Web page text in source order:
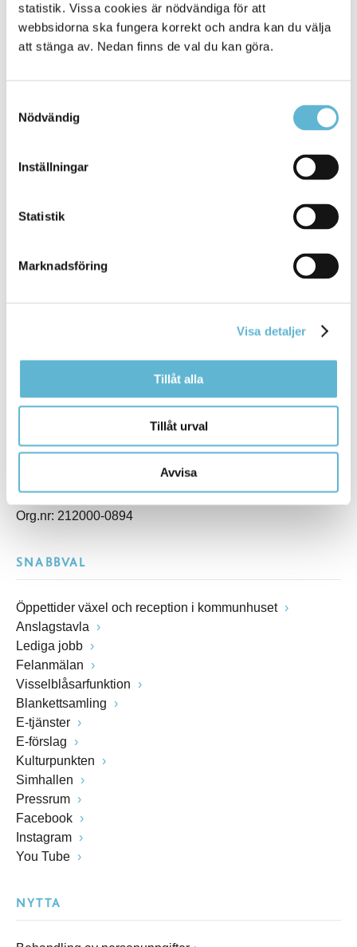
statistik. Vissa cookies är nödvändiga för att
webbsidorna ska fungera korrekt och andra kan du välja
att stänga av. Nedan finns de val du kan göra.
Nödvändig
Inställningar
Statistik
Marknadsföring
Visa detaljer
Tillåt alla
Tillåt urval
Avvisa
KONTAKT
Box 18, 295 21 Bromölla
kommunstyrelsen@bromolla.se
Fax: 0456-82 22 00
Org.nr: 212000-0894
SNABBVAL
Öppettider växel och reception i kommunhuset
Anslagstavla
Lediga jobb
Felanmälan
Visselblåsarfunktion
Blankettsamling
E-tjänster
E-förslag
Kulturpunkten
Simhallen
Pressrum
Facebook
Instagram
You Tube
NYTTA